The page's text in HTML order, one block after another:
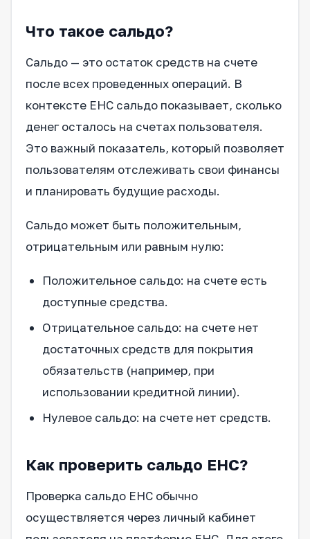
Что такое сальдо?
Сальдо — это остаток средств на счете
после всех проведенных операций. В
контексте ЕНС сальдо показывает, сколько
денег осталось на счетах пользователя.
Это важный показатель, который позволяет
пользователям отслеживать свои финансы
и планировать будущие расходы.
Сальдо может быть положительным,
отрицательным или равным нулю:
Положительное сальдо: на счете есть
доступные средства.
Отрицательное сальдо: на счете нет
достаточных средств для покрытия
обязательств (например, при
использовании кредитной линии).
Нулевое сальдо: на счете нет средств.
Как проверить сальдо ЕНС?
Проверка сальдо ЕНС обычно
осуществляется через личный кабинет